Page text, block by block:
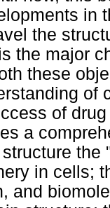
in
the
the major
these
of
of
a
in cells;
and